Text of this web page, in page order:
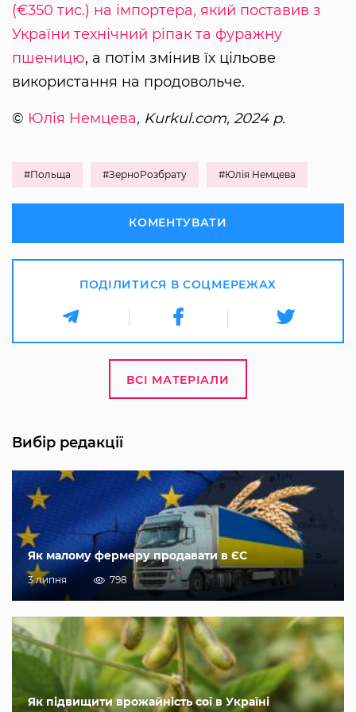
(€350 тис.) на імпортера, який поставив з
України технічний ріпак та фуражну
пшеницю, а потім змінив їх цільове
використання на продовольче.
© Юлія Немцева, Kurkul.com, 2024 р.
#Польща #ЗерноРозбрату #Юлія Немцева
КОМЕНТУВАТИ
ПОДІЛИТИСЯ В СОЦМЕРЕЖАХ
ВСІ МАТЕРІАЛИ
Вибір редакції
Як малому фермеру продавати в ЄС
3 липня 798
Як підвищити врожайність сої в Україні